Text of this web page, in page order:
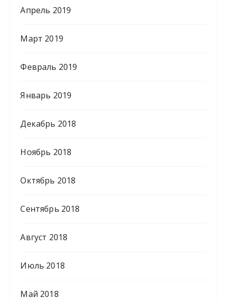
Апрель 2019
Март 2019
Февраль 2019
Январь 2019
Декабрь 2018
Ноябрь 2018
Октябрь 2018
Сентябрь 2018
Август 2018
Июль 2018
Май 2018